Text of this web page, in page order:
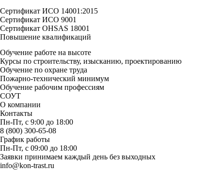
Сертификат ИСО 14001:2015
Сертификат ИСО 9001
Сертификат OHSAS 18001
Повышение квалификаций
Обучение работе на высоте
Курсы по строительству, изысканию, проектированию
Обучение по охране труда
Пожарно-технический минимум
Обучение рабочим профессиям
СОУТ
О компании
Контакты
Пн-Пт, с 9:00 до 18:00
8 (800) 300-65-08
График работы
Пн-Пт, с 09:00 до 18:00
Заявки принимаем каждый день без выходных
info@kon-trast.ru